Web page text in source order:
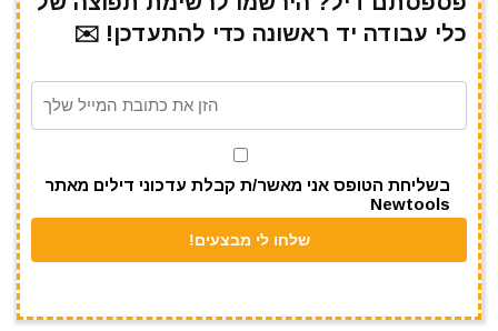
b
o
r
A
p
a
m
כלי עבודה יד ראשונה כדי להתעדכן! ✉️
בשליחת הטופס אני מאשר/ת קבלת עדכוני דילים מאתר
Newtools